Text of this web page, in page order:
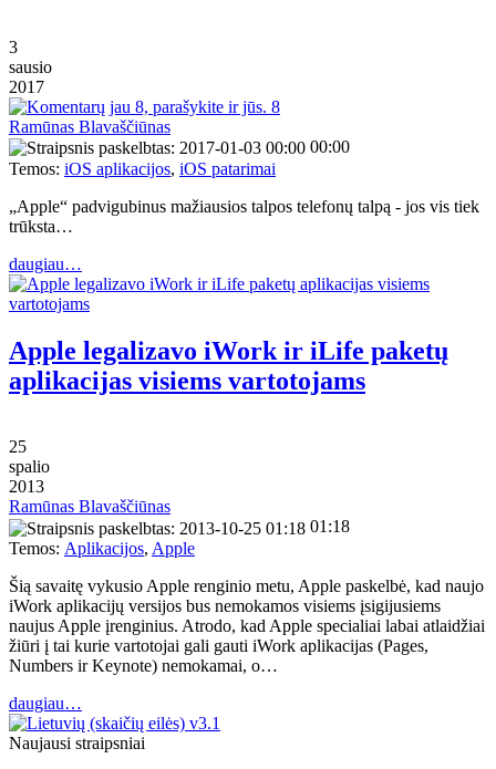
3
sausio
2017
8
Ramūnas Blavaščiūnas
00:00
Temos: iOS aplikacijos, iOS patarimai
„Apple“ padvigubinus mažiausios talpos telefonų talpą - jos vis tiek
trūksta…
daugiau…
Apple legalizavo iWork ir iLife paketų
aplikacijas visiems vartotojams
25
spalio
2013
Ramūnas Blavaščiūnas
01:18
Temos: Aplikacijos, Apple
Šią savaitę vykusio Apple renginio metu, Apple paskelbė, kad naujo
iWork aplikacijų versijos bus nemokamos visiems įsigijusiems
naujus Apple įrenginius. Atrodo, kad Apple specialiai labai atlaidžiai
žiūri į tai kurie vartotojai gali gauti iWork aplikacijas (Pages,
Numbers ir Keynote) nemokamai, o…
daugiau…
Naujausi straipsniai